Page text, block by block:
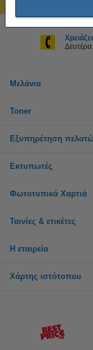
Μελάνια
Toner
Εξυπηρέτηση
Εκτυπωτές
Φωτοτυπικά Χαρτιά
Ταινίες & ετικέτες
Η εταιρεία
Χάρτης ιστότοπου